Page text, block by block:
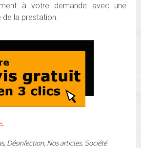
à votre demande avec une
la prestation.
, Désinfection, Nos articles, Société